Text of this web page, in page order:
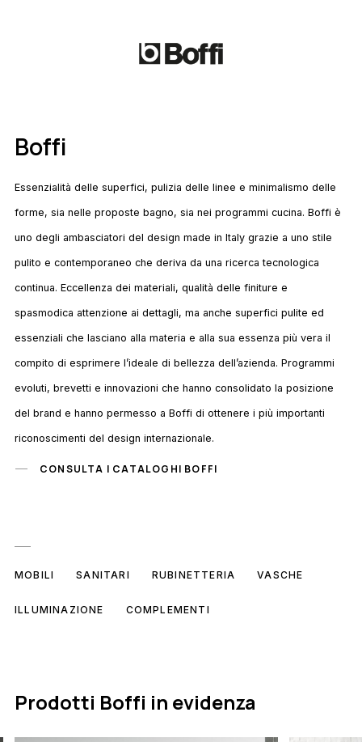
Boffi
Essenzialità delle superfici, pulizia delle linee e minimalismo delle
forme, sia nelle proposte bagno, sia nei programmi cucina. Boffi è
uno degli ambasciatori del design made in Italy grazie a uno stile
pulito e contemporaneo che deriva da una ricerca tecnologica
continua. Eccellenza dei materiali, qualità delle finiture e
spasmodica attenzione ai dettagli, ma anche superfici pulite ed
essenziali che lasciano alla materia e alla sua essenza più vera il
compito di esprimere l’ideale di bellezza dell’azienda. Programmi
evoluti, brevetti e innovazioni che hanno consolidato la posizione
del brand e hanno permesso a Boffi di ottenere i più importanti
riconoscimenti del design internazionale.
CONSULTA I CATALOGHI BOFFI
MOBILI SANITARI RUBINETTERIA VASCHE
ILLUMINAZIONE COMPLEMENTI
Prodotti Boffi in evidenza